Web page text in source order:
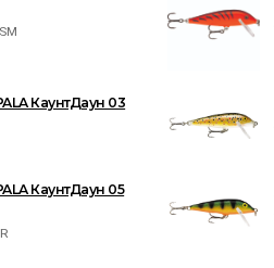
КаунтДаун 03
КаунтДаун 05